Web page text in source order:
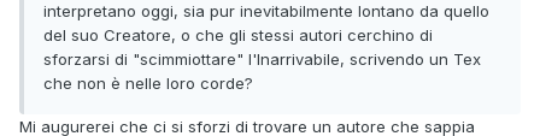
interpretano oggi, sia pur inevitabilmente lontano da quello
del suo Creatore, o che gli stessi autori cerchino di
sforzarsi di "scimmiottare" l'Inarrivabile, scrivendo un Tex
che non è nelle loro corde?
Mi augurerei che ci si sforzi di trovare un autore che sappia